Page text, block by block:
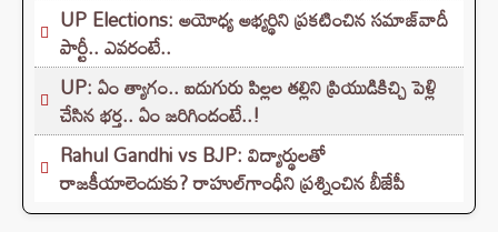
UP Elections: అయోధ్య అభ్యర్థిని ప్రకటించిన సమాజ్‌వాదీ
పార్టీ.. ఎవరంటే..
UP: ఏం త్యాగం.. ఐదుగురు పిల్లల తల్లిని ప్రియుడికిచ్చి పెళ్లి
చేసిన భర్త.. ఏం జరిగిందంటే..!
Rahul Gandhi vs BJP: విద్యార్థులతో
రాజకీయాలెందుకు? రాహుల్‌గాంధీని ప్రశ్నించిన బీజేపీ